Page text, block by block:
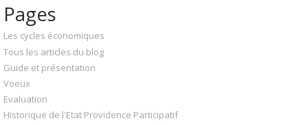
Pages
Les cycles économiques
Tous les articles du blog
Guide et présentation
Voeux
Evaluation
Historique de l'Etat Providence Participatif